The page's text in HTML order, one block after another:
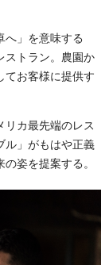
へ」を意味する
ストラン。農園か
てお客様に提供す
リカ最先端のレス
ル」がもはや正義
姿を提案する。